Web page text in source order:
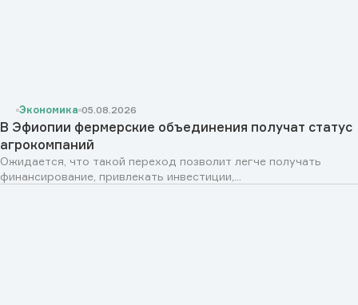
Экономика 05.08.2026
В Эфиопии фермерские объединения получат статус
агрокомпаний
Ожидается, что такой переход позволит легче получать
финансирование, привлекать инвестиции,...